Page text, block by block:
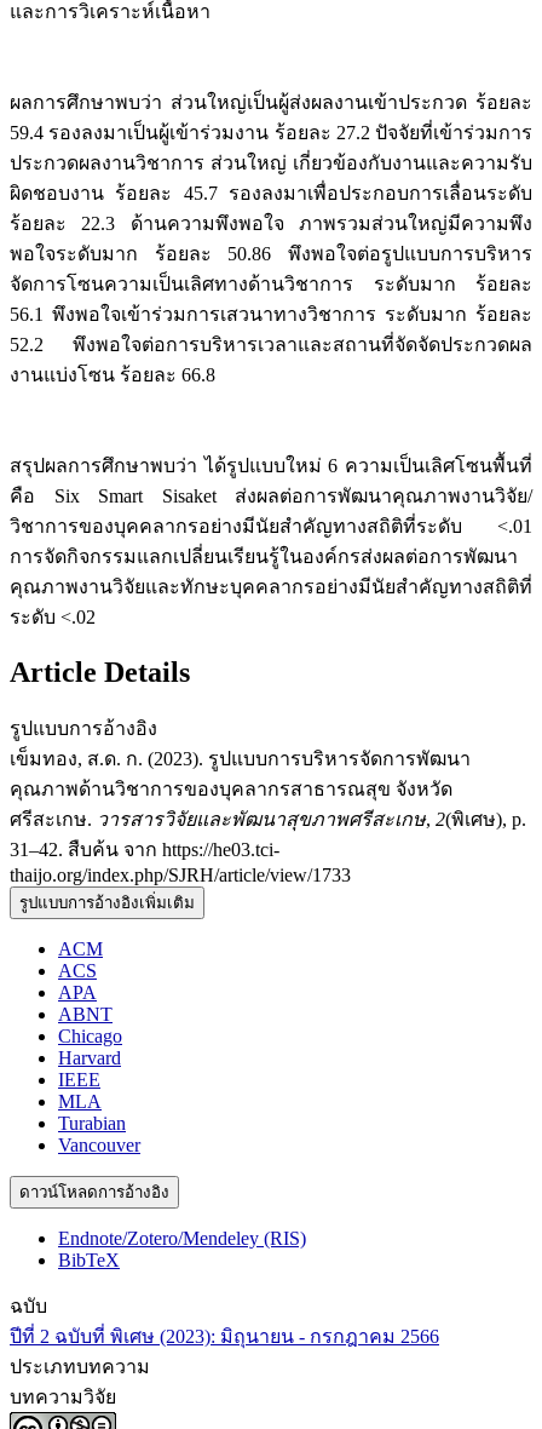
และการวิเคราะห์เนื้อหา
ผลการศึกษาพบว่า ส่วนใหญ่เป็นผู้ส่งผลงานเข้าประกวด ร้อยละ
59.4 รองลงมาเป็นผู้เข้าร่วมงาน ร้อยละ 27.2 ปัจจัยที่เข้าร่วมการ
ประกวดผลงานวิชาการ ส่วนใหญ่ เกี่ยวข้องกับงานและความรับ
ผิดชอบงาน ร้อยละ 45.7 รองลงมาเพื่อประกอบการเลื่อนระดับ
ร้อยละ 22.3 ด้านความพึงพอใจ ภาพรวมส่วนใหญ่มีความพึง
พอใจระดับมาก ร้อยละ 50.86 พึงพอใจต่อรูปแบบการบริหาร
จัดการโซนความเป็นเลิศทางด้านวิชาการ ระดับมาก ร้อยละ
56.1 พึงพอใจเข้าร่วมการเสวนาทางวิชาการ ระดับมาก ร้อยละ
52.2 พึงพอใจต่อการบริหารเวลาและสถานที่จัดจัดประกวดผล
งานแบ่งโซน ร้อยละ 66.8
สรุปผลการศึกษาพบว่า ได้รูปแบบใหม่ 6 ความเป็นเลิศโซนพื้นที่
คือ Six Smart Sisaket ส่งผลต่อการพัฒนาคุณภาพงานวิจัย/
วิชาการของบุคคลากรอย่างมีนัยสำคัญทางสถิติที่ระดับ <.01
การจัดกิจกรรมแลกเปลี่ยนเรียนรู้ในองค์กรส่งผลต่อการพัฒนา
คุณภาพงานวิจัยและทักษะบุคคลากรอย่างมีนัยสำคัญทางสถิติที่
ระดับ <.02
Article Details
รูปแบบการอ้างอิง
เข็มทอง, ส.ด. ก. (2023). รูปแบบการบริหารจัดการพัฒนา
คุณภาพด้านวิชาการของบุคลากรสาธารณสุข จังหวัด
ศรีสะเกษ. วารสารวิจัยและพัฒนาสุขภาพศรีสะเกษ, 2(พิเศษ), p.
31–42. สืบค้น จาก https://he03.tci-
thaijo.org/index.php/SJRH/article/view/1733
รูปแบบการอ้างอิงเพิ่มเติม
ACM
ACS
APA
ABNT
Chicago
Harvard
IEEE
MLA
Turabian
Vancouver
ดาวน์โหลดการอ้างอิง
Endnote/Zotero/Mendeley (RIS)
BibTeX
ฉบับ
ปีที่ 2 ฉบับที่ พิเศษ (2023): มิถุนายน - กรกฎาคม 2566
ประเภทบทความ
บทความวิจัย